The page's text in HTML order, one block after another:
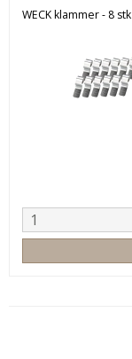
WECK klammer - 8 stk